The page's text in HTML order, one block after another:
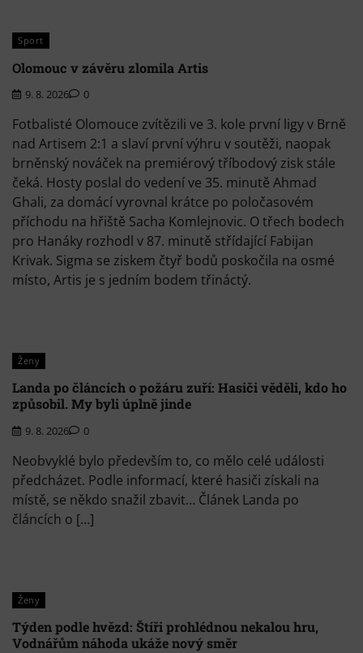
Sport
Olomouc v závěru zlomila Artis
9. 8. 2026 0
Fotbalisté Olomouce zvítězili ve 3. kole první ligy v Brně
nad Artisem 2:1 a slaví první výhru v soutěži, naopak
brněnský nováček na premiérový tříbodový zisk stále
čeká. Hosty poslal do vedení ve 35. minutě Ahmad
Ghali, za domácí vyrovnal krátce po poločasovém
příchodu na hřiště Sacha Komlejnovic. O třech bodech
pro Hanáky rozhodl v 87. minutě střídající Fabijan
Krivak. Sigma se ziskem čtyř bodů poskočila na osmé
místo, Artis je s jedním bodem třináctý.
Ženy
Landa po článcích o požáru zuří: Hasiči věděli, kdo ho
způsobil. My byli úplně jinde
9. 8. 2026 0
Neobvyklé bylo především to, co mělo celé události
předcházet. Podle informací, které hasiči získali na
místě, se někdo snažil zbavit… Článek Landa po
článcích o […]
Ženy
Týden podle hvězd: Štíři prohlédnou nekalou hru,
Vodnářům náhoda ukáže nový směr